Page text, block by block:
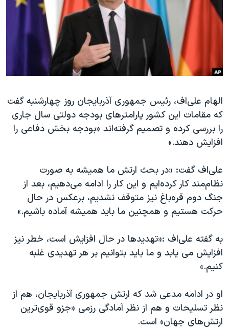
فرهنگ و زندگی
حقوق شهروندی
علم و فناوری
گالری عکس
آرشیو پخش زنده
مستندها
انتخابات ریاست جمهوری آمریکا ۲۰۲۴
حمله جمهوری اسلامی به اسرائیل
رمز مهسا
اعتراضات زن، زندگی، آزادی
مجموعه مستندهای دادخواهی
تریبونال مردمی آبان ۹۸
چهل سال گروگان‌گیری
قانون شفافیت دارائی کادر رهبری ایران
اعتراضات مردمی آبان ۹۸
نرگس محمدی برنده جایزه نوبل صلح
همایش محافظه‌کاران آمریکا «سی‌پک»
سفر پرزیدنت ترامپ به چین
دنبال کنید
زبانهای مختلف
الهام علی‌اف، رئیس جمهوری آذربایجان روز چهارشنبه گفت
که مقامات این کشور پارامترهای بودجه دولتی سال جاری
را بررسی کرده و تصمیم گرفته‌اند «بودجه بخش دفاعی را
افزایش دهند.»
علی‌اف گفت: «در بحث ارتش‌ ما همیشه به صورت
نظام‌مند کار کرده‌ایم و این کار را ادامه می‌دهیم، بعد از
جنگ دوم قره‌باغ نیز متوقف نشدیم، برعکس در حال
حرکت هستیم و همچنین ما باید همیشه آماده باشیم.»
به گفته علی‌اف :«تهدیدها در حال افزایش است، خطر نیز
افزایش می یابد و ما باید بتوانیم بر هر تهدیدی غلبه
کنیم.»
او در ادامه مدعی شد که ارتش جمهوری آذربایجان، هم از
نظر تسلیحات و هم از نظر آمادگی رزمی «جزو قوی‌ترین
ارتش‌های جهان» است.